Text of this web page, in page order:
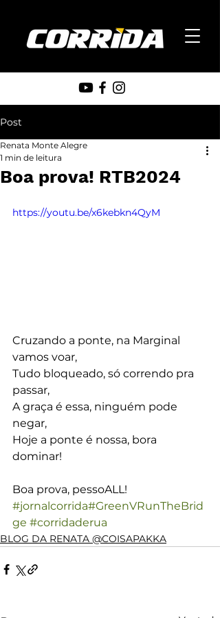
Post
Boa prova! RTB2024
Renata Monte Alegre
1 min de leitura
https://youtu.be/x6kebkn4QyM
Cruzando a ponte, na Marginal
vamos voar,
Tudo bloqueado, só correndo pra
passar,
A graça é essa, ninguém pode
negar,
Hoje a ponte é nossa, bora
dominar!
Boa prova, pessoALL!
#jornalcorrida#GreenVRunTheBrid
ge #corridaderua
BLOG DA RENATA @COISAPAKKA